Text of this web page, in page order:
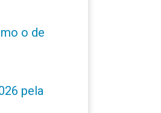
o de
pela